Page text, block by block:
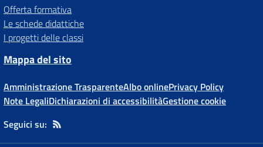
Offerta formativa
Le schede didattiche
I progetti delle classi
Mappa del sito
Amministrazione TrasparenteAlbo onlinePrivacy Policy
Note LegaliDichiarazioni di accessibilitàGestione cookie
Seguici su: